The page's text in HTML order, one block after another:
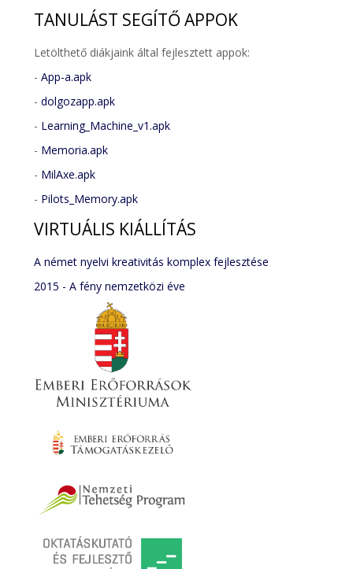
TANULÁST SEGÍTŐ APPOK
Letölthető diákjaink által fejlesztett appok:
-App-a.apk
-dolgozapp.apk
- Learning_Machine_v1.apk
- Memoria.apk
- MilAxe.apk
- Pilots_Memory.apk
VIRTUÁLIS KIÁLLÍTÁS
A német nyelvi kreativitás komplex fejlesztése
2015 - A fény nemzetközi éve